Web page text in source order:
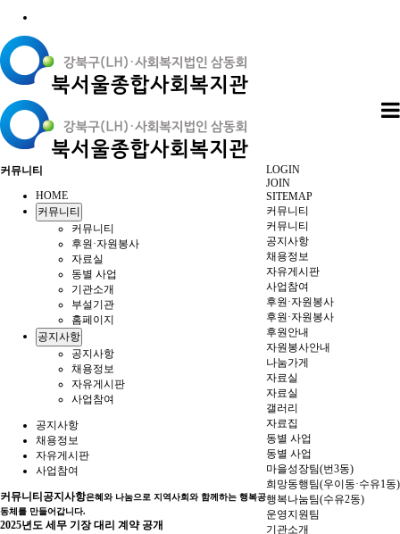
LOGIN
JOIN
SITEMAP
커뮤니티
커뮤니티
공지사항
채용정보
자유게시판
사업참여
후원·자원봉사
후원·자원봉사
후원안내
자원봉사안내
나눔가게
자료실
자료실
갤러리
자료집
동별 사업
동별 사업
마을성장팀(번3동)
희망동행팀(우이동·수유1동)
행복나눔팀(수유2동)
운영지원팀
기관소개
커뮤니티
HOME
커뮤니티
커뮤니티
후원·자원봉사
자료실
동별 사업
기관소개
부설기관
홈페이지
공지사항
공지사항
채용정보
자유게시판
사업참여
공지사항
채용정보
자유게시판
사업참여
커뮤니티 공지사항은혜와 나눔으로 지역사회와 함께하는 행복공
동체를 만들어갑니다.
2025년도 세무 기장 대리 계약 공개